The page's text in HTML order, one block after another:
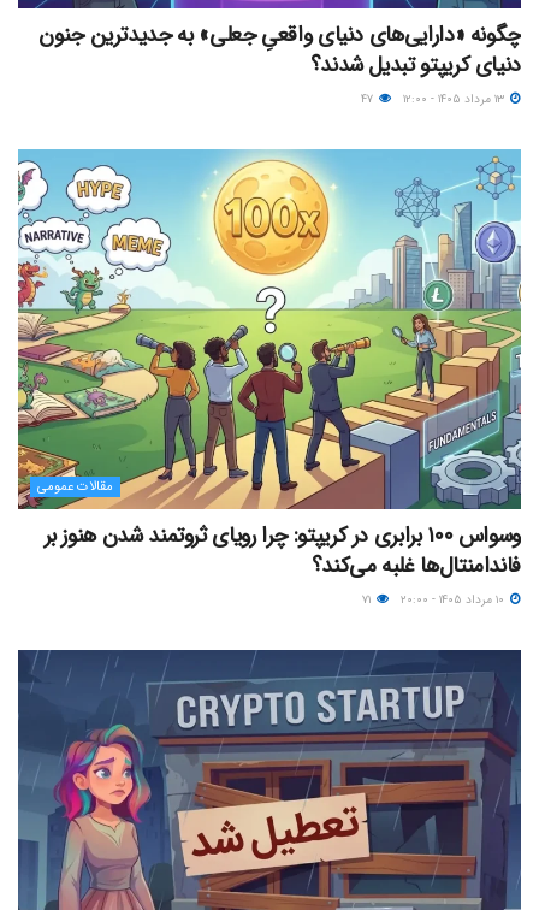
چگونه «دارایی‌های دنیای واقعیِ جعلی» به جدیدترین جنون
دنیای کریپتو تبدیل شدند؟
مقالات عمومی
وسواس ۱۰۰ برابری در کریپتو: چرا رویای ثروتمند شدن هنوز بر
فاندامنتال‌ها غلبه می‌کند؟